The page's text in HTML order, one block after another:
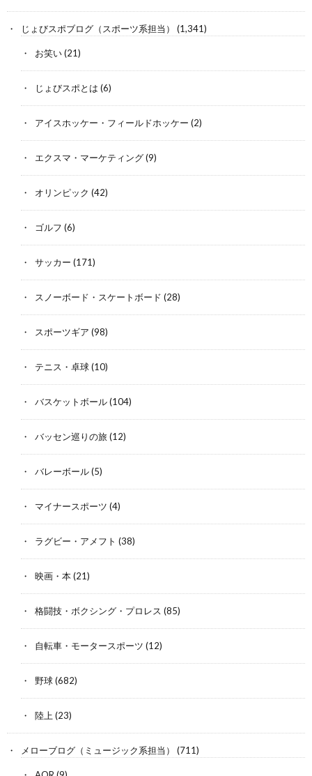
じょびスポブログ（スポーツ系担当） (1,341)
お笑い(21)
じょびスポとは (6)
アイスホッケー・フィールドホッケー (2)
エクスマ・マーケティング(9)
オリンピック (42)
ゴルフ (6)
サッカー (171)
スノーボード・スケートボード (28)
スポーツギア (98)
テニス・卓球(10)
バスケットボール(104)
バッセン巡りの旅(12)
バレーボール(5)
マイナースポーツ (4)
ラグビー・アメフト (38)
映画・本(21)
格闘技・ボクシング・プロレス (85)
自転車・モータースポーツ (12)
野球(682)
陸上 (23)
メローブログ（ミュージック系担当） (711)